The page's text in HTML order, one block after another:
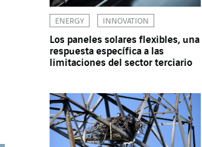
ENERGY INNOVATION
Los paneles solares flexibles, una
respuesta específica a las
limitaciones del sector terciario